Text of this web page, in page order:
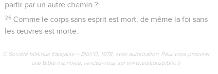
partir par un autre chemin ?
26 Comme le corps sans esprit est mort, de même la foi sans
les œuvres est morte.
© Société biblique française – Bibli’O, 1978, avec autorisation. Pour vous procurer
une Bible imprimée, rendez-vous sur www.editionsbiblio.fr